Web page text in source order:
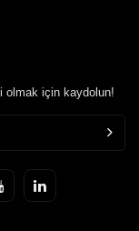
olmak için kaydolun!